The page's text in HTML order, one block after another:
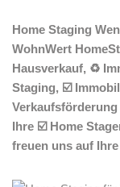
Home Staging
WohnWert
Hausverkauf, ♻
Staging, ☑️
Ihre ☑️ Home
freuen uns auf